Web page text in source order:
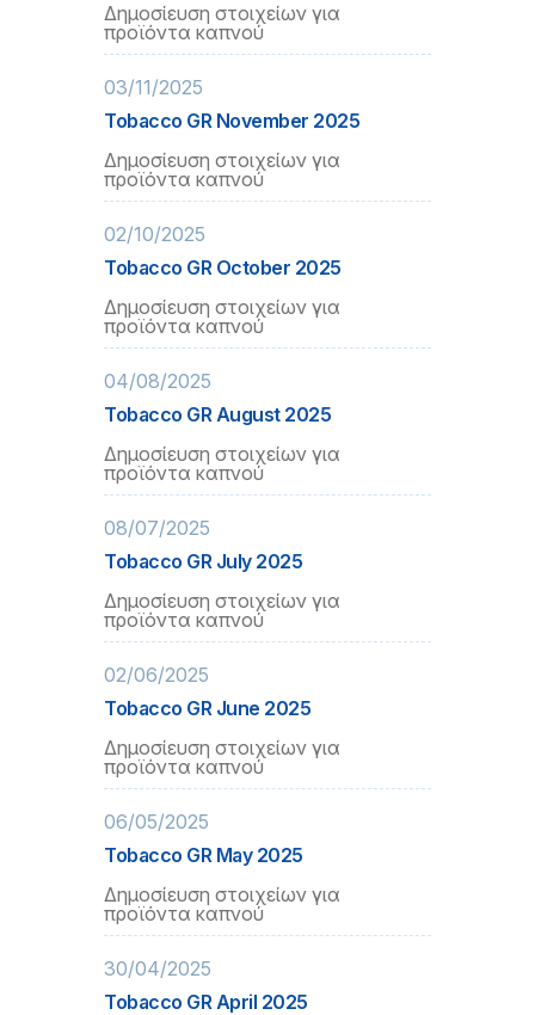
Δημοσίευση στοιχείων για
προϊόντα καπνού
03/11/2025
Tobacco GR November 2025
Δημοσίευση στοιχείων για
προϊόντα καπνού
02/10/2025
Tobacco GR October 2025
Δημοσίευση στοιχείων για
προϊόντα καπνού
04/08/2025
Tobacco GR August 2025
Δημοσίευση στοιχείων για
προϊόντα καπνού
08/07/2025
Tobacco GR July 2025
Δημοσίευση στοιχείων για
προϊόντα καπνού
02/06/2025
Tobacco GR June 2025
Δημοσίευση στοιχείων για
προϊόντα καπνού
06/05/2025
Tobacco GR May 2025
Δημοσίευση στοιχείων για
προϊόντα καπνού
30/04/2025
Tobacco GR April 2025